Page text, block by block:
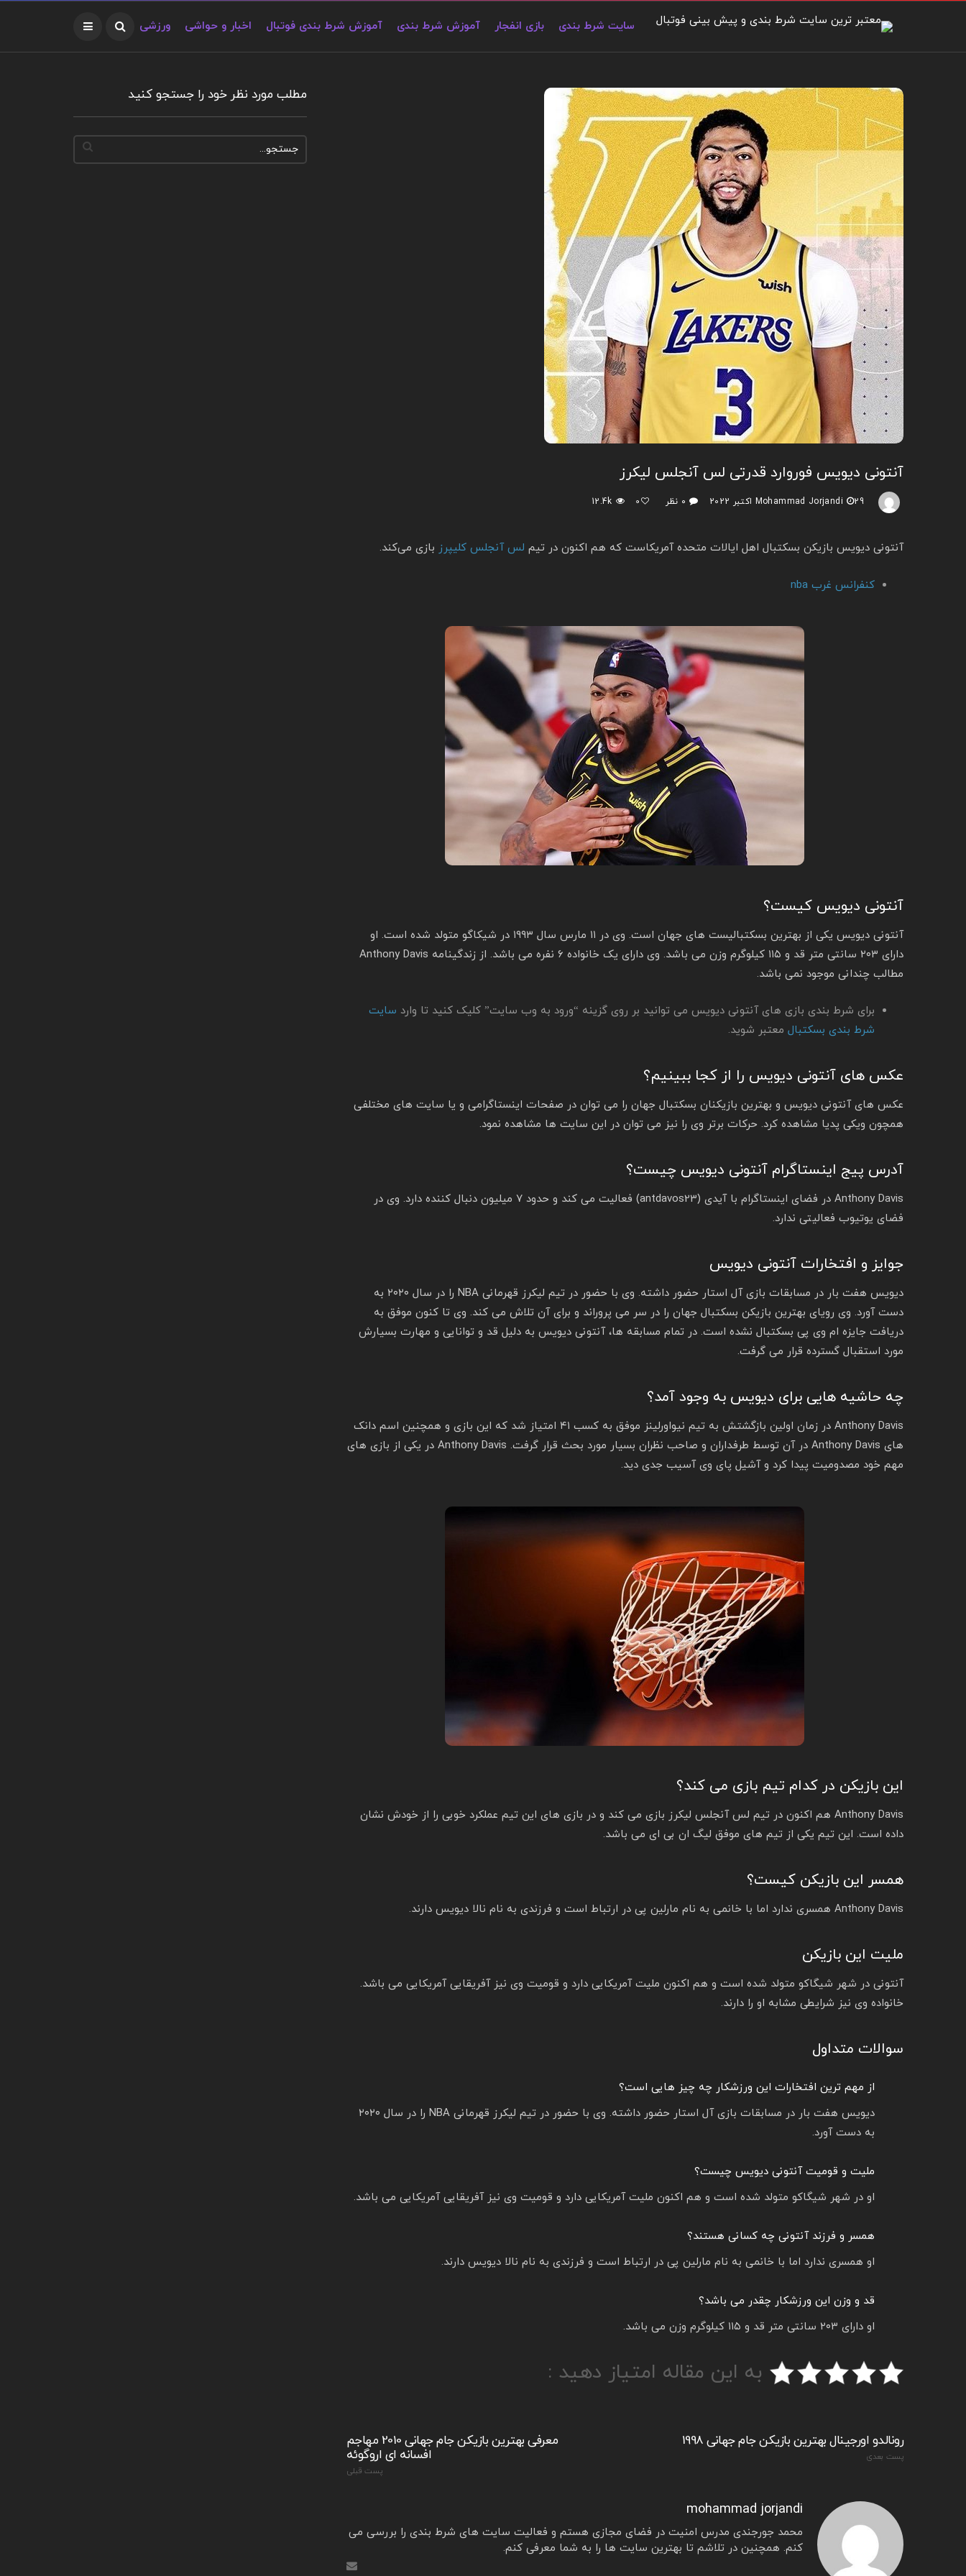
سایت شرط بندی بازی انفجار آموزش شرط بندی آموزش شرط بندی فوتبال اخبار و حواشی ورزشی
آنتونی دیویس فوروارد قدرتی لس آنجلس لیکرز
Mohammad Jorjandi 29 اکتبر 2022 ۰ نظر 0
12.4k
آنتونی دیویس بازیکن بسکتبال اهل ایالات متحده آمریکاست که هم‌ اکنون در تیم لس آنجلس کلیپرز بازی می‌کند.
کنفرانس غرب nba
آنتونی دیویس کیست؟
آنتونی دیویس یکی از بهترین بسکتبالیست های جهان است. وی در ۱۱ مارس سال ۱۹۹۳ در شیکاگو متولد شده است. او
دارای ۲۰۳ سانتی متر قد و ۱۱۵ کیلوگرم وزن می باشد. وی دارای یک خانواده ۶ نفره می باشد. از زندگینامه Anthony Davis
مطالب چندانی موجود نمی باشد.
برای شرط بندی بازی های آنتونی دیویس می توانید بر روی گزینه “ورود به وب سایت” کلیک کنید تا وارد سایت
شرط بندی بسکتبال معتبر شوید.
عکس های آنتونی دیویس را از کجا ببینیم؟
عکس های آنتونی دیویس و بهترین بازیکنان بسکتبال جهان را می توان در صفحات اینستاگرامی و یا سایت های مختلفی
همچون ویکی پدیا مشاهده کرد. حرکات برتر وی را نیز می توان در این سایت ها مشاهده نمود.
آدرس پیج اینستاگرام آنتونی دیویس چیست؟
Anthony Davis در فضای اینستاگرام با آیدی (antdavos23) فعالیت می کند و حدود ۷ میلیون دنبال کننده دارد. وی در
فضای یوتیوب فعالیتی ندارد.
جوایز و افتخارات آنتونی دیویس
دیویس هفت بار در مسابقات بازی آل استار حضور داشته. وی با حضور در تیم لیکرز قهرمانی NBA را در سال ۲۰۲۰ به
دست آورد. وی رویای بهترین بازیکن بسکتبال جهان را در سر می پروراند و برای آن تلاش می کند. وی تا کنون موفق به
دریافت جایزه ام وی پی بسکتبال نشده است. در تمام مسابقه ها، آنتونی دیویس به دلیل قد و توانایی و مهارت بسیارش
مورد استقبال گسترده قرار می گرفت.
چه حاشیه هایی برای دیویس به وجود آمد؟
Anthony Davis در زمان اولین بازگشتش به تیم نیواورلینز موفق به کسب ۴۱ امتیاز شد که این بازی و همچنین اسم دانک
های Anthony Davis در آن توسط طرفداران و صاحب نظران بسیار مورد بحث قرار گرفت. Anthony Davis در یکی از بازی های
مهم خود مصدومیت پیدا کرد و آشیل پای وی آسیب جدی دید.
این بازیکن در کدام تیم بازی می کند؟
Anthony Davis هم اکنون در تیم لس آنجلس لیکرز بازی می کند و در بازی های این تیم عملکرد خوبی را از خودش نشان
داده است. این تیم یکی از تیم های موفق لیگ ان بی ای می باشد.
همسر این بازیکن کیست؟
Anthony Davis همسری ندارد اما با خانمی به نام مارلین پی در ارتباط است و فرزندی به نام نالا دیویس دارند.
ملیت این بازیکن
آنتونی در شهر شیگاکو متولد شده است و هم اکنون ملیت آمریکایی دارد و قومیت وی نیز آفریقایی آمریکایی می باشد.
خانواده وی نیز شرایطی مشابه او را دارند.
سوالات متداول
از مهم ترین افتخارات این ورزشکار چه چیز هایی است؟
دیویس هفت بار در مسابقات بازی آل استار حضور داشته. وی با حضور در تیم لیکرز قهرمانی NBA را در سال ۲۰۲۰
به دست آورد.
ملیت و قومیت آنتونی دیویس چیست؟
او در شهر شیگاکو متولد شده است و هم اکنون ملیت آمریکایی دارد و قومیت وی نیز آفریقایی آمریکایی می باشد.
همسر و فرزند آنتونی چه کسانی هستند؟
او همسری ندارد اما با خانمی به نام مارلین پی در ارتباط است و فرزندی به نام نالا دیویس دارند.
قد و وزن این ورزشکار چقدر می باشد؟
او دارای ۲۰۳ سانتی متر قد و ۱۱۵ کیلوگرم وزن می باشد.
به این مقاله امتیاز دهید :
معرفی بهترین بازیکن جام جهانی 2010 مهاجم
افسانه ای اروگوئه
پست قبلی
رونالدو اورجینال بهترین بازیکن جام جهانی 1998
پست بعدی
mohammad jorjandi
محمد جورجندی مدرس امنیت در فضای مجازی هستم و فعالیت سایت های شرط بندی را بررسی می
کنم. همچنین در تلاشم تا بهترین سایت ها را به شما معرفی کنم.
مطلب مورد نظر خود را جستجو کنید